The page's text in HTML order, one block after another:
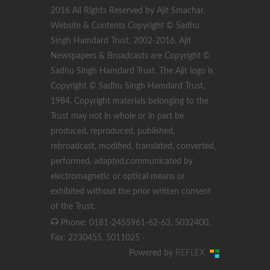
2016 All Rights Reserved by Ajit Smachar.
Website & Contents Copyright © Sadhu
Singh Hamdard Trust, 2002-2016. Ajit
Newspapers & Broadcasts are Copyright ©
Sadhu Singh Hamdard Trust. The Ajit logo is
Copyright © Sadhu Singh Hamdard Trust,
1984. Copyright materials belonging to the
Trust may not in whole or in part be
produced, reproduced, published,
rebroadcast, modified, translated, converted,
performed, adapted,communicated by
electromagnetic or optical means or
exhibited without the prior written consent
of the Trust.
Phone: 0181-2455961-62-63, 5032400,
Fax: 2230455, 5011025 ·
Powered by REFLEX